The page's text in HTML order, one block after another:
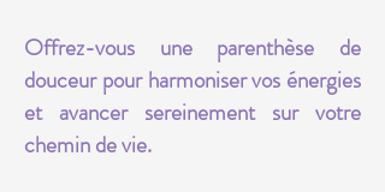
Offrez-vous une parenthèse de
douceur pour harmoniser vos énergies
et avancer sereinement sur votre
chemin de vie.